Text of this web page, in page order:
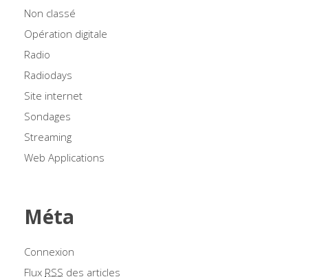
Non classé
Opération digitale
Radio
Radiodays
Site internet
Sondages
Streaming
Web Applications
Méta
Connexion
Flux RSS des articles